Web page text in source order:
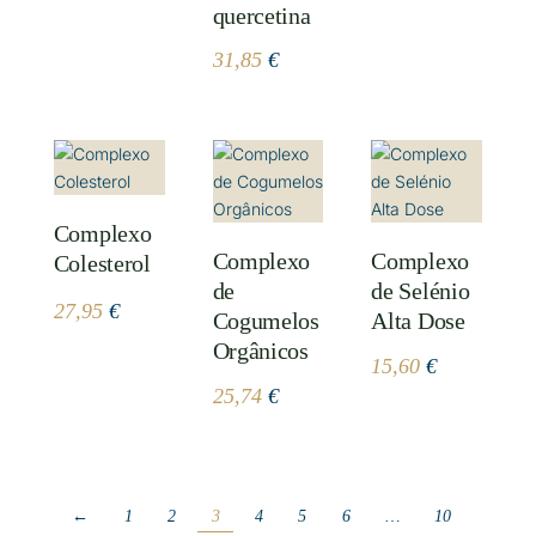
quercetina
31,85 €
Complexo
Colesterol
27,95 €
Complexo
de
Cogumelos
Orgânicos
25,74 €
Complexo
de Selénio
Alta Dose
15,60€
← 1 2 3 4 5 6
10